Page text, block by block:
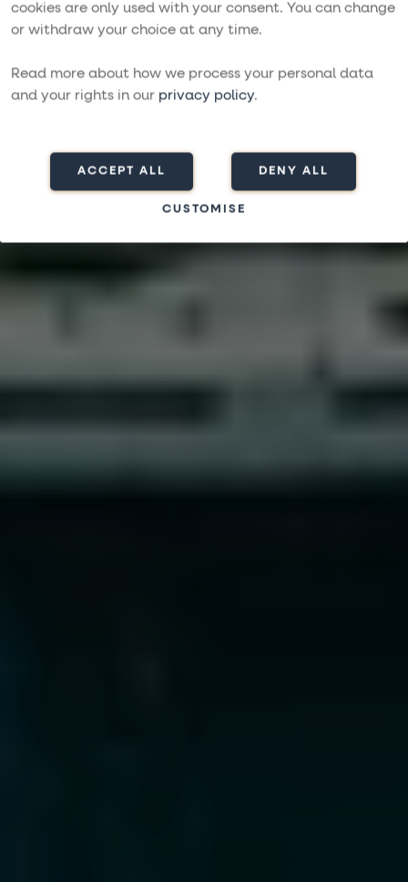
cookies are only used with your consent. You can change
or withdraw your choice at any time.
Read more about how we process your personal data
and your rights in our privacy policy.
ACCEPT ALL DENY ALL
CUSTOMISE
Seglingsresa
Boka resa